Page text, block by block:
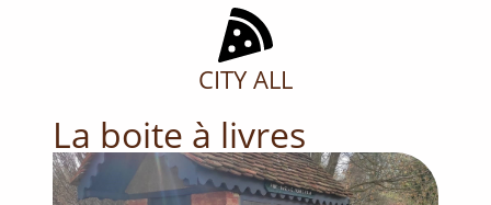
CITY ALL
La boite à livres